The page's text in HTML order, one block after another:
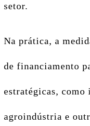
setor.
Na prática, a
de financiamento
estratégicas, como
agroindústria e